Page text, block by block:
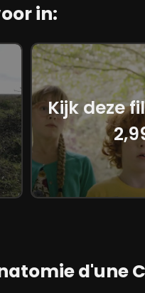
in:
Kijk deze
d'une